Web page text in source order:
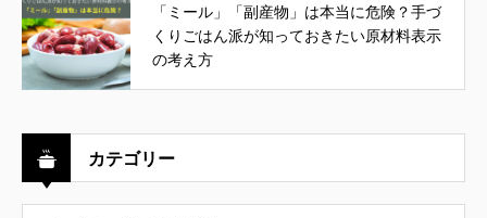
「ミール」「副産物」は本当に危険？手づ
くりごはん派が知っておきたい原材料表示
の考え方
カテゴリー